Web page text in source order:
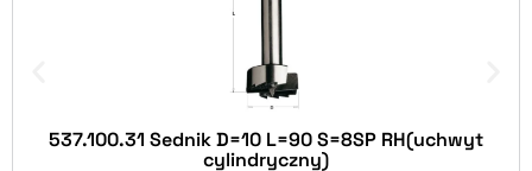
537.100.31 Sednik D=10 L=90 S=8SP RH(uchwyt
cylindryczny)